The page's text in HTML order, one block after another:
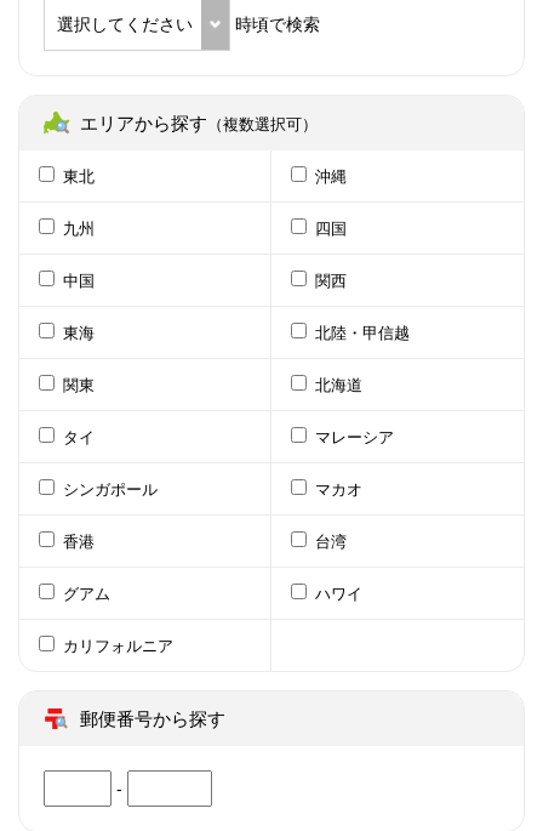
選択してください 時頃で検索
エリアから探す （複数選択可）
東北 沖縄
九州 四国
中国 関西
東海 北陸・甲信越
関東 北海道
タイ マレーシア
シンガポール マカオ
香港 台湾
グアム ハワイ
カリフォルニア
郵便番号から探す
-